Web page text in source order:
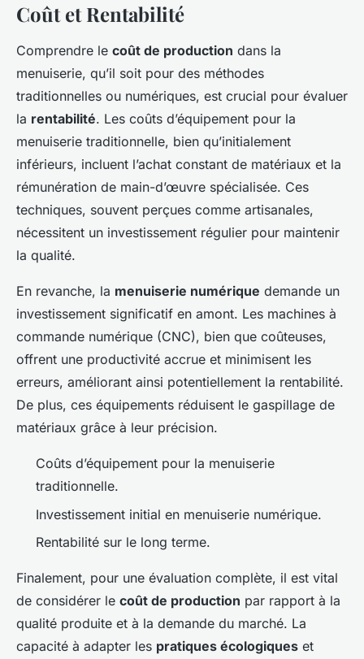
Coût et Rentabilité
Comprendre le coût de production dans la
menuiserie, qu’il soit pour des méthodes
traditionnelles ou numériques, est crucial pour évaluer
la rentabilité. Les coûts d’équipement pour la
menuiserie traditionnelle, bien qu’initialement
inférieurs, incluent l’achat constant de matériaux et la
rémunération de main-d’œuvre spécialisée. Ces
techniques, souvent perçues comme artisanales,
nécessitent un investissement régulier pour maintenir
la qualité.
En revanche, la menuiserie numérique demande un
investissement significatif en amont. Les machines à
commande numérique (CNC), bien que coûteuses,
offrent une productivité accrue et minimisent les
erreurs, améliorant ainsi potentiellement la rentabilité.
De plus, ces équipements réduisent le gaspillage de
matériaux grâce à leur précision.
Coûts d’équipement pour la menuiserie
traditionnelle.
Investissement initial en menuiserie numérique.
Rentabilité sur le long terme.
Finalement, pour une évaluation complète, il est vital
de considérer le coût de production par rapport à la
qualité produite et à la demande du marché. La
capacité à adapter les pratiques écologiques et